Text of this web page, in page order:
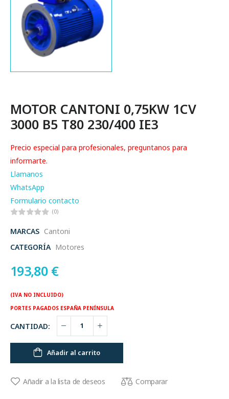
MOTOR CANTONI 0,75KW 1CV
3000 B5 T80 230/400 IE3
Precio especial para profesionales, preguntanos para
informarte.
Llamanos
WhatsApp
Formulario contacto
(0)
MARCAS Cantoni
CATEGORÍA Motores
193,80 €
(IVA NO INCLUIDO)
PORTES PAGADOS ESPAÑA PENÍNSULA
CANTIDAD:
Añadir al carrito
Añadir a la lista de deseos Comparar